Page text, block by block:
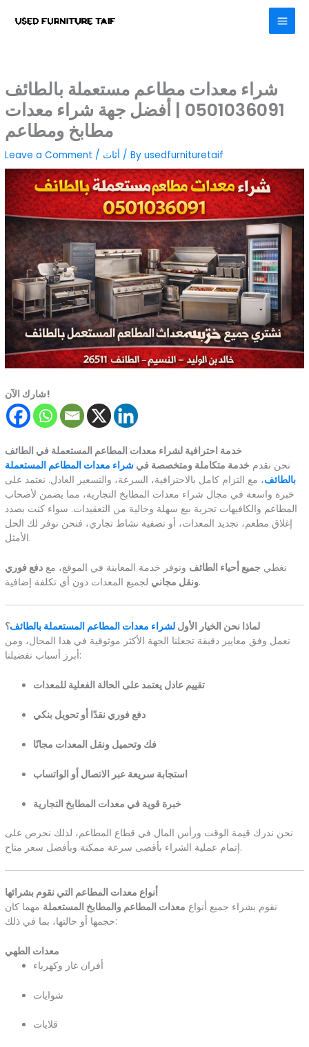
شراء معدات مطاعم مستعملة بالطائف
0501036091 | أفضل جهة شراء معدات
مطابخ ومطاعم
Leave a Comment / أثاث / Byusedfurnituretaif
شارك الآن!
خدمة احترافية لشراء معدات المطاعم المستعملة في الطائف
نحن نقدم خدمة متكاملة ومتخصصة في شراء معدات المطاعم المستعملة
بالطائف، مع التزام كامل بالاحترافية، السرعة، والتسعير العادل. نعتمد على
خبرة واسعة في مجال شراء معدات المطابخ التجارية، مما يضمن لأصحاب
المطاعم والكافيهات تجربة بيع سهلة وخالية من التعقيدات. سواء كنت بصدد
إغلاق مطعم، تجديد المعدات، أو تصفية نشاط تجاري، فنحن نوفر لك الحل
الأمثل.
نغطي جميع أحياء الطائف ونوفر خدمة المعاينة في الموقع، مع دفع فوري
ونقل مجانيلجميع المعدات دون أي تكلفة إضافية.
لماذا نحن الخيار الأول لشراء معدات المطاعم المستعملة بالطائف؟
نعمل وفق معايير دقيقة تجعلنا الجهة الأكثر موثوقية في هذا المجال، ومن
أبرز أسباب تفضيلنا:
تقييم عادل يعتمد على الحالة الفعلية للمعدات
دفع فوري نقدًا أو تحويل بنكي
فك وتحميل ونقل المعدات مجانًا
استجابة سريعة عبر الاتصال أو الواتساب
خبرة قوية في معدات المطابخ التجارية
نحن ندرك قيمة الوقت ورأس المال في قطاع المطاعم، لذلك نحرص على
إتمام عملية الشراء بأقصى سرعة ممكنة وبأفضل سعر متاح.
أنواع معدات المطاعم التي نقوم بشرائها
نقوم بشراء جميع أنواع معدات المطاعم والمطابخ المستعملة مهما كان
حجمها أو حالتها، بما في ذلك:
معدات الطهي
أفران غاز وكهرباء
شوايات
قلايات